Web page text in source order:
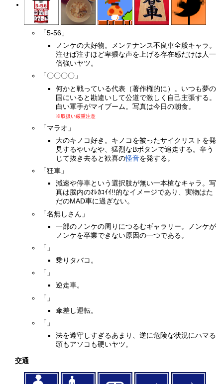
「5-56」
ノンケの大好物。メンテナンス不良車全般キャラ。
注せば注すほど卑猥な声を上げる存在感だけは人一
倍強いヤツ。
「〇〇〇〇」
何かと戦っている代表（著作権的に）。いつも夢の
国にいると勘違いして公道で激しく自己主張する。
白い軍手がマイブーム。写真は今日の朝食。
※取扱い厳重注意
「マラオ」
大のキノコ好き。キノコを被ったサイクリストを発
見するやいなや、猛烈なBボタンで追走する。辛う
じて抜き去ると歓喜の怪音を発する。
「狂車」
減速や停車という選択肢が無い一本槍なキャラ。写
真は脳内のｵﾚｶｺｲｲ!!的なイメージであり、実物はた
だのMAD車に過ぎない。
「名無しさん」
一部のノンケの周りにつるむギャラリー。ノンケが
ノンケを卒業できない原因の一つである。
「」
乗りタバコ。
「」
逆走車。
「」
傘差し運転。
「」
法を遵守しすぎるあまり、逆に危険な状況にハマる
頭もアソコも硬いヤツ。
交通